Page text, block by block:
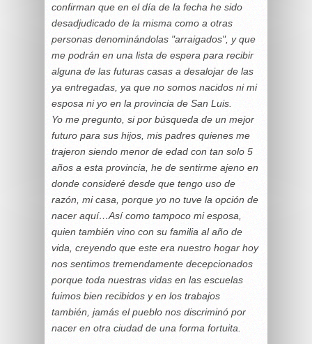
confirman que en el día de la fecha he sido
desadjudicado de la misma como a otras
personas denominándolas "arraigados", y que
me podrán en una lista de espera para recibir
alguna de las futuras casas a desalojar de las
ya entregadas, ya que no somos nacidos ni mi
esposa ni yo en la provincia de San Luis.
Yo me pregunto, si por búsqueda de un mejor
futuro para sus hijos, mis padres quienes me
trajeron siendo menor de edad con tan solo 5
años a esta provincia, he de sentirme ajeno en
donde consideré desde que tengo uso de
razón, mi casa, porque yo no tuve la opción de
nacer aquí…Así como tampoco mi esposa,
quien también vino con su familia al año de
vida, creyendo que este era nuestro hogar hoy
nos sentimos tremendamente decepcionados
porque toda nuestras vidas en las escuelas
fuimos bien recibidos y en los trabajos
también, jamás el pueblo nos discriminó por
nacer en otra ciudad de una forma fortuita.